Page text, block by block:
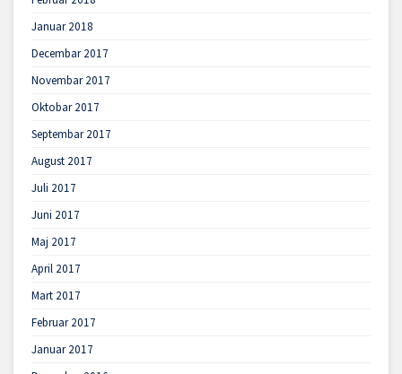
Januar 2018
Decembar 2017
Novembar 2017
Oktobar 2017
Septembar 2017
August 2017
Juli 2017
Juni 2017
Maj 2017
April 2017
Mart 2017
Februar 2017
Januar 2017